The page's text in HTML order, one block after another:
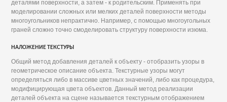
деталями поверхности, а затем - к родительским. Применять при
моделировании сложных или мелких деталей поверхности методы
многоугольников непрактично. Например, с помощью многоугольных
граней сложно точно смоделировать структуру поверхности изюма.
НАЛОЖЕНИЕ ТЕКСТУРЫ
Общий метод добавления деталей к объекту - отобразить узоры в
геометрическое описание объекта. Текстурные узоры могут
определяться либо в массиве цветных значений, либо как процедура,
модифицирующая цвета объектов. Данный метод реализации
деталей объекта на сцене называется текстурным отображением